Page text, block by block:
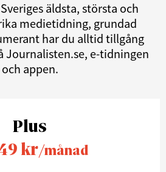
äldsta, största och
medietidning, grundad
har du alltid tillgång
e-tidningen
och appen.
Plus
kr/månad